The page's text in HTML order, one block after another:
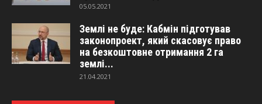
05.05.2021
Землі не буде: Кабмін підготував
законопроект, який скасовує право
на безкоштовне отримання 2 га
землі...
21.04.2021